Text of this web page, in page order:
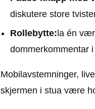
diskutere store
Rollebytte: la én
dommerkommentar
Mobilavstemninger,
skjermen i stua være